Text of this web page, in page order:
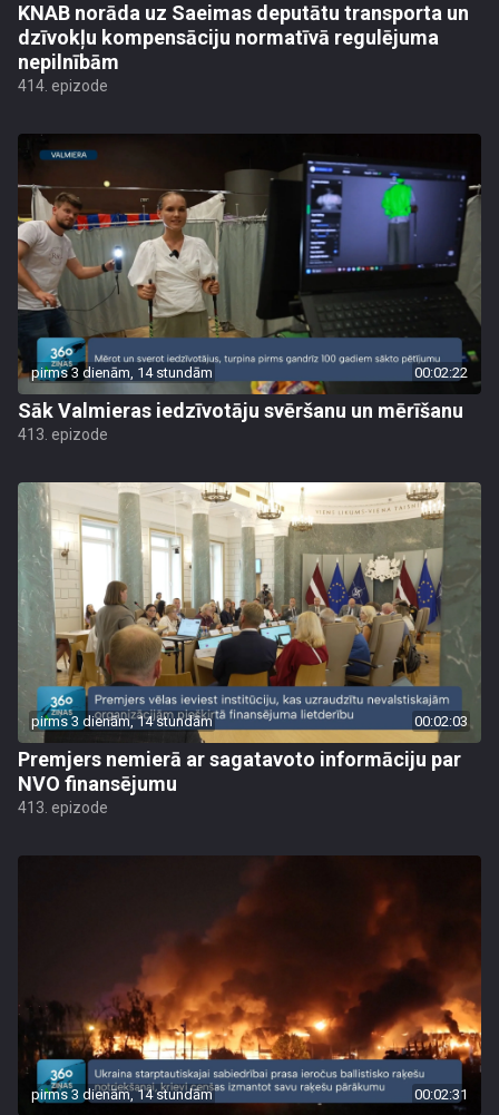
KNAB norāda uz Saeimas deputātu transporta un
dzīvokļu kompensāciju normatīvā regulējuma
nepilnībām
414. epizode
pirms 3 dienām, 14 stundām 00:02:22
Sāk Valmieras iedzīvotāju svēršanu un mērīšanu
413. epizode
pirms 3 dienām, 14 stundām 00:02:03
Premjers nemierā ar sagatavoto informāciju par
NVO finansējumu
413. epizode
pirms 3 dienām, 14 stundām 00:02:31